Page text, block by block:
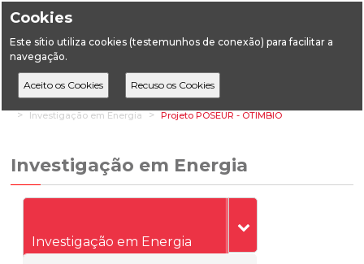
Cookies
Este sítio utiliza cookies (testemunhos de conexão) para facilitar a
navegação.
HomeÁreas Transversais
Investigação e Inovação
Investigação em Energia
Projeto POSEUR - OTIMBIO
Investigação em Energia
Investigação em Energia